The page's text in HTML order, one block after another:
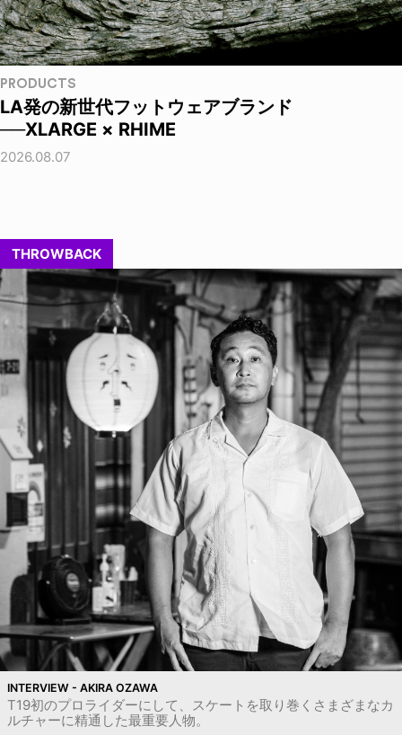
PRODUCTS
LA発の新世代フットウェアブランド
──XLARGE × RHIME
2026.08.07
THROWBACK
INTERVIEW - AKIRA OZAWA
T19初のプロライダーにして、スケートを取り巻くさまざまなカ
ルチャーに精通した最重要人物。